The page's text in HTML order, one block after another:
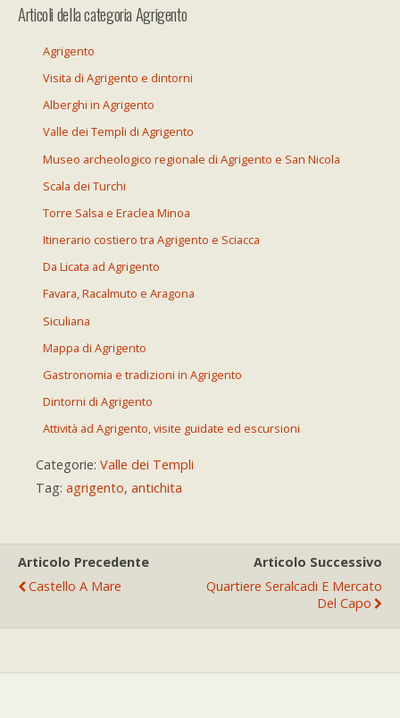
Articoli della categoria Agrigento
Agrigento
Visita di Agrigento e dintorni
Alberghi in Agrigento
Valle dei Templi di Agrigento
Museo archeologico regionale di Agrigento e San Nicola
Scala dei Turchi
Torre Salsa e Eraclea Minoa
Itinerario costiero tra Agrigento e Sciacca
Da Licata ad Agrigento
Favara, Racalmuto e Aragona
Siculiana
Mappa di Agrigento
Gastronomia e tradizioni in Agrigento
Dintorni di Agrigento
Attività ad Agrigento, visite guidate ed escursioni
Categorie: Valle dei Templi
Tag: agrigento, antichita
Articolo Precedente
Castello A Mare
Articolo Successivo
Quartiere Seralcadi E Mercato
Del Capo